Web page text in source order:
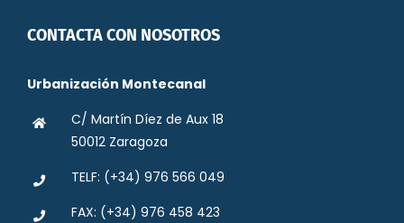
CONTACTA CON NOSOTROS
Urbanización Montecanal
C/ Martín Díez de Aux 18
50012 Zaragoza
TELF: (+34) 976 566 049
FAX: (+34) 976 458 423